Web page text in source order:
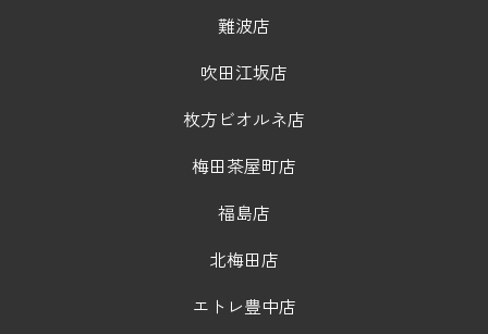
難波店
吹田江坂店
枚方ビオルネ店
梅田茶屋町店
福島店
北梅田店
エトレ豊中店